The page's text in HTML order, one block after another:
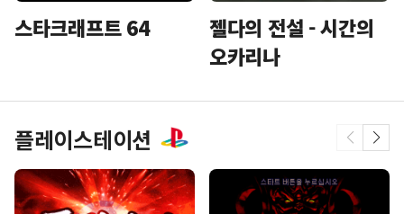
스타크래프트 64
젤다의 전설 - 시간의
오카리나
플레이스테이션